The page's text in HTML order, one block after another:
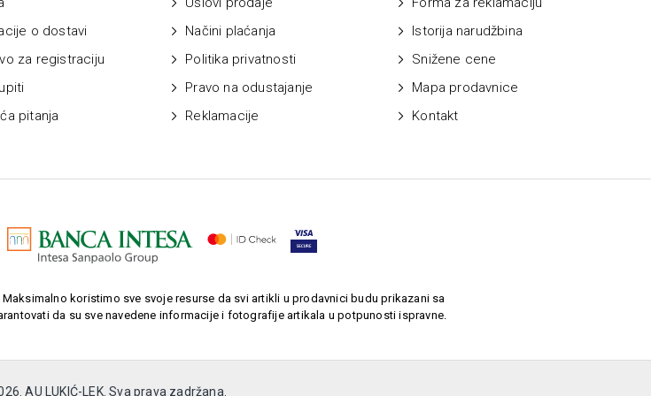
o dostavi
za registraciju
pitanja
Načini plaćanja
Politika privatnosti
Pravo na odustajanje
Reklamacije
Istorija narudžbina
Snižene cene
Mapa prodavnice
Kontakt
Maksimalno koristimo sve svoje resurse da svi artikli u prodavnici budu prikazani sa
da su sve navedene informacije i fotografije artikala u potpunosti ispravne.
AU LUKIĆ-LEK. Sva prava zadržana.